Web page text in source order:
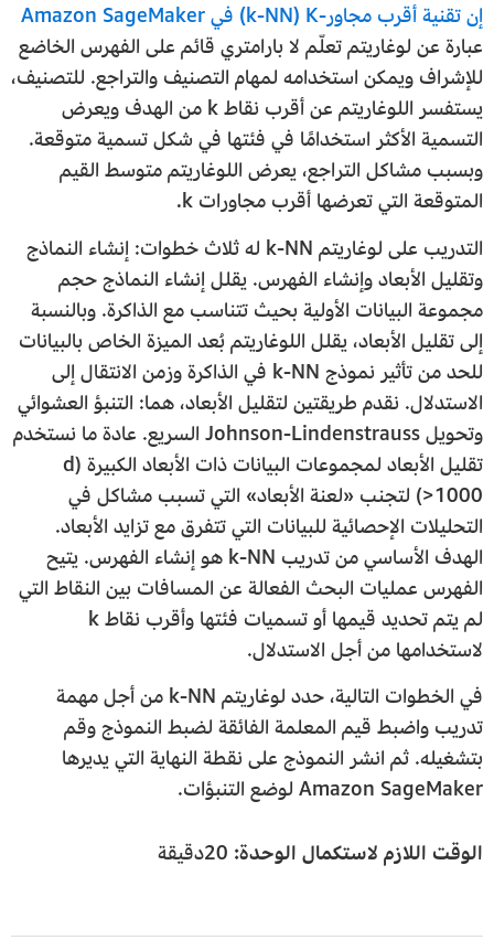
إن تقنية أقرب مجاور-K‏ (k-NN) في Amazon SageMaker
عبارة عن لوغاريتم تعلّم لا بارامتري قائم على الفهرس الخاضع
للإشراف ويمكن استخدامه لمهام التصنيف والتراجع. للتصنيف،
يستفسر اللوغاريتم عن أقرب نقاط k من الهدف ويعرض
التسمية الأكثر استخدامًا في فئتها في شكل تسمية متوقعة.
وبسبب مشاكل التراجع، يعرض اللوغاريتم متوسط القيم
المتوقعة التي تعرضها أقرب مجاورات k.
التدريب على لوغاريتم k-NN له ثلاث خطوات: إنشاء النماذج
وتقليل الأبعاد وإنشاء الفهرس. يقلل إنشاء النماذج حجم
مجموعة البيانات الأولية بحيث تتناسب مع الذاكرة. وبالنسبة
إلى تقليل الأبعاد، يقلل اللوغاريتم بُعد الميزة الخاص بالبيانات
للحد من تأثير نموذج k-NN في الذاكرة وزمن الانتقال إلى
الاستدلال. نقدم طريقتين لتقليل الأبعاد، هما: التنبؤ العشوائي
وتحويل Johnson-Lindenstrauss السريع. عادة ما نستخدم
تقليل الأبعاد لمجموعات البيانات ذات الأبعاد الكبيرة (d
>1000) لتجنب «لعنة الأبعاد» التي تسبب مشاكل في
التحليلات الإحصائية للبيانات التي تتفرق مع تزايد الأبعاد.
الهدف الأساسي من تدريب k-NN هو إنشاء الفهرس. يتيح
الفهرس عمليات البحث الفعالة عن المسافات بين النقاط التي
لم يتم تحديد قيمها أو تسميات فئتها وأقرب نقاط k
لاستخدامها من أجل الاستدلال.
في الخطوات التالية، حدد لوغاريتم k-NN من أجل مهمة
تدريب واضبط قيم المعلمة الفائقة لضبط النموذج وقم
بتشغيله. ثم انشر النموذج على نقطة النهاية التي يديرها
Amazon SageMaker لوضع التنبؤات.
الوقت اللازم لاستكمال الوحدة: 20دقيقة